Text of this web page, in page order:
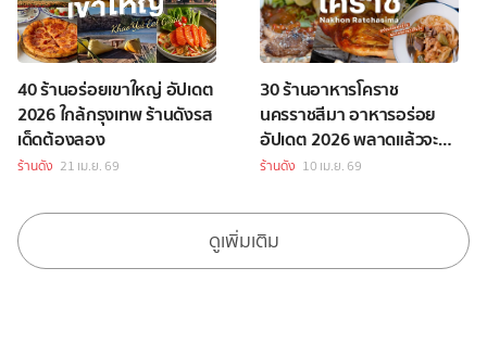
40 ร้านอร่อยเขาใหญ่ อัปเดต
2026 ใกล้กรุงเทพ ร้านดังรส
เด็ดต้องลอง
ร้านดัง 21 เม.ย. 69
30 ร้านอาหารโคราช
นครราชสีมา อาหารอร่อย
อัปเดต 2026 พลาดแล้วจะ
เสียใจ!
ร้านดัง 10 เม.ย. 69
ดูเพิ่มเติม